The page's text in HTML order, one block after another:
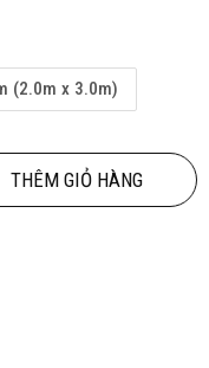
(2.0m x 3.0m)
THÊM GIỎ HÀNG